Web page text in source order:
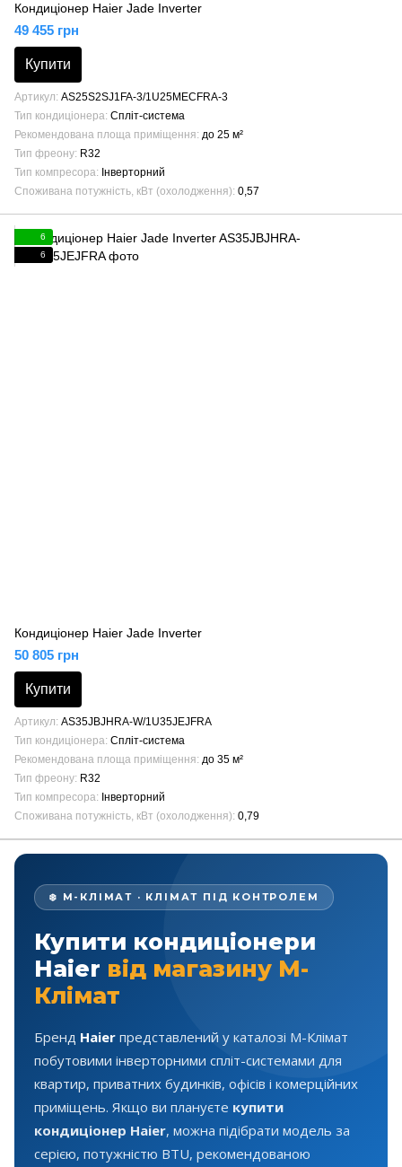
Кондиціонер Haier Jade Inverter
49 455 грн
Купити
Артикул AS25S2SJ1FA-3/1U25MECFRA-3
Тип кондиціонера Спліт-система
Рекомендована площа приміщення до 25 м²
Тип фреону R32
Тип компресора
Інверторний
Споживана потужність, кВт (охолодження) 0,57
6
6
Кондиціонер Haier Jade Inverter
50 805 грн
Купити
Артикул AS35JBJHRA-W/1U35JEJFRA
Тип кондиціонера Спліт-система
Рекомендована площа приміщення до 35 м²
Тип фреону R32
Тип компресора
Інверторний
Споживана потужність, кВт (охолодження) 0,79
❄️ М-КЛІМАТ · КЛІМАТ ПІД КОНТРОЛЕМ
Купити кондиціонери
Haier від магазину М-
Клімат
Бренд Haier представлений у каталозі М-Клімат
побутовими інверторними спліт-системами для
квартир, приватних будинків, офісів і комерційних
приміщень. Якщо ви плануєте купити
кондиціонер Haier, можна підібрати модель за
серією, потужністю BTU, рекомендованою